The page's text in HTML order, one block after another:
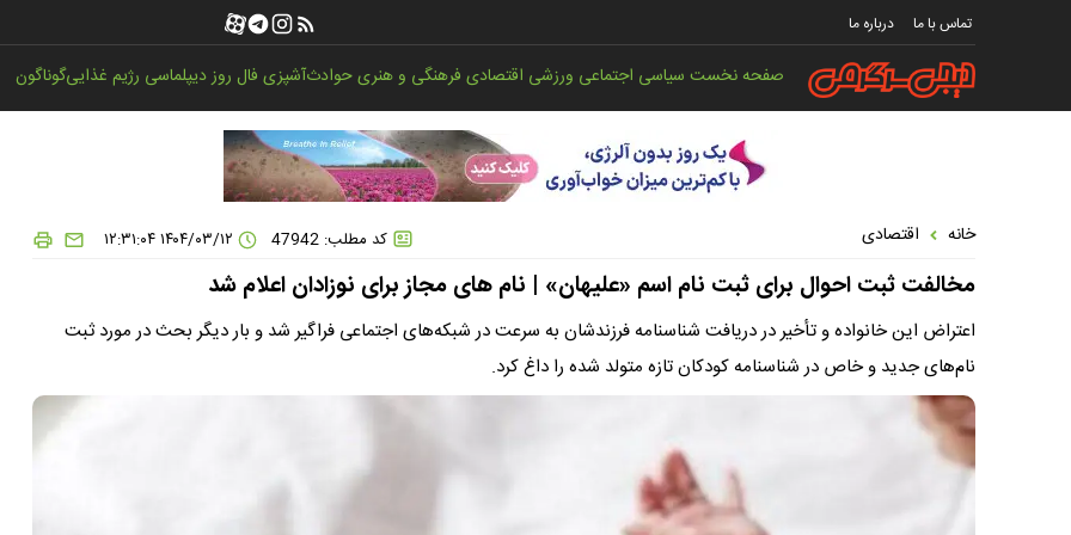
تماس با ما درباره ما
صفحه نخستسیاسی اجتماعی ورزشی اقتصادیفرهنگی و هنریحوادثآشپزیفال روزدیپلماسی رژیم غذاییگوناگون
خانه اقتصادی کد مطلب: 47942
مخالفت ثبت احوال برای ثبت نام اسم «علیهان» | نام های مجاز برای نوزادان اعلام شد
اعتراض این خانواده و تأخیر در دریافت شناسنامه فرزندشان به سرعت در شبکه‌های اجتماعی فراگیر شد و بار دیگر بحث در مورد ثبت
نام‌های جدید و خاص در شناسنامه کودکان تازه متولد شده را داغ کرد.